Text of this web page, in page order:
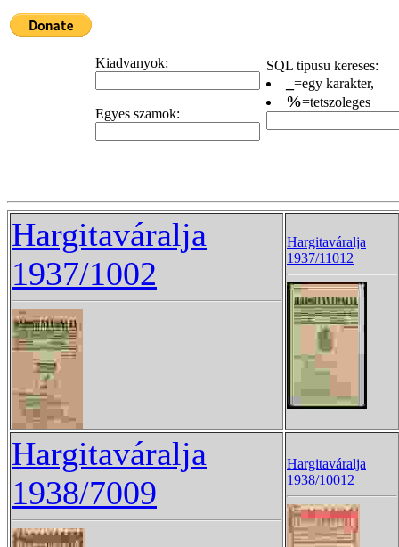
Kiadvanyok:
Egyes szamok:
SQL tipusu kereses:
=egy karakter,
%=tetszoleges
Hargitaváralja
1937/1002
Hargitaváralja
1937/11012
Hargitaváralja
1938/7009
Hargitaváralja
1938/10012